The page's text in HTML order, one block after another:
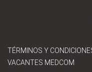
TÉRMINOS Y
VACANTES MEDCOM